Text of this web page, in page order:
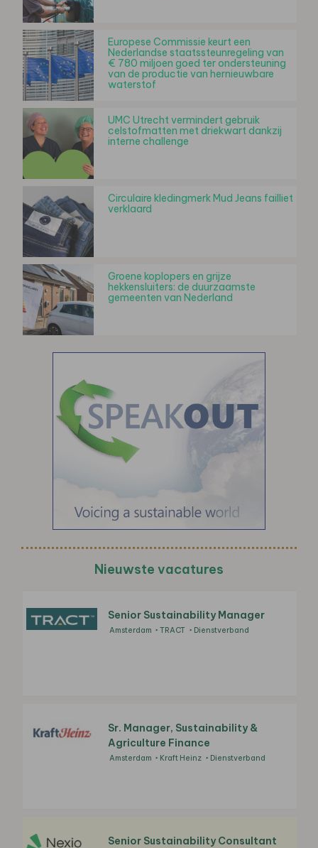
Europese Commissie keurt een
Nederlandse staatssteunregeling van
€ 780 miljoen goed ter ondersteuning
van de productie van hernieuwbare
waterstof
UMC Utrecht vermindert gebruik
celstofmatten met driekwart dankzij
interne challenge
Circulaire kledingmerk Mud Jeans failliet
verklaard
Groene koplopers en grijze
hekkensluiters: de duurzaamste
gemeenten van Nederland
Nieuwste vacatures
Senior Sustainability Manager
Amsterdam TRACT Dienstverband
Sr. Manager, Sustainability &
Agriculture Finance
Amsterdam Kraft Heinz Dienstverband
Senior Sustainability Consultant